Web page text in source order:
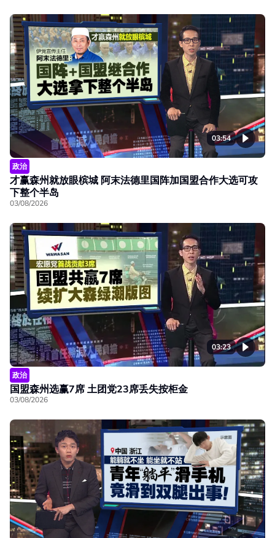
03:54
政治
才赢森州就放眼槟城 阿末法德里国阵加国盟合作大选可攻
下整个半岛
03/08/2026
03:23
政治
国盟森州选赢7席 土团党23席丢失按柜金
03/08/2026